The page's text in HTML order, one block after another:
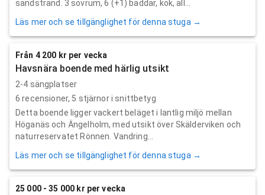
sandstrand. 3 sovrum, 6 (+1) bäddar, kök, all...
Läs mer och se tillgänglighet för denna stuga →
Från 4 200 kr per vecka
Havsnära boende med härlig utsikt
2-4 sängplatser
6 recensioner, 5 stjärnor i snittbetyg
Detta boende ligger vackert beläget i lantlig miljö mellan
Höganäs och Ängelholm, med utsikt över Skälderviken och
naturreservatet Rönnen. Vandring...
Läs mer och se tillgänglighet för denna stuga →
25 000 - 35 000 kr per vecka